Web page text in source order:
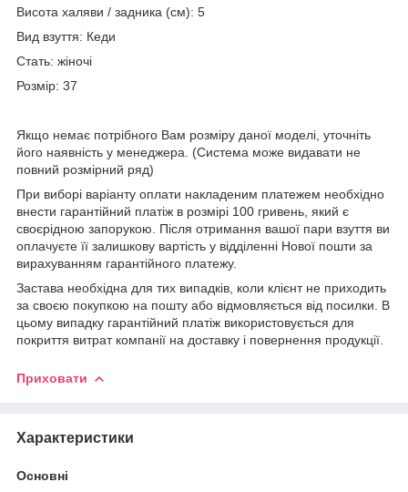
Висота халяви / задника (см): 5
Вид взуття: Кеди
Стать: жіночі
Розмір: 37
Якщо немає потрібного Вам розміру даної моделі, уточніть
його наявність у менеджера. (Система може видавати не
повний розмірний ряд)
При виборі варіанту оплати накладеним платежем необхідно
внести гарантійний платіж в розмірі 100 гривень, який є
своєрідною запорукою. Після отримання вашої пари взуття ви
оплачуєте її залишкову вартість у відділенні Нової пошти за
вирахуванням гарантійного платежу.
Застава необхідна для тих випадків, коли клієнт не приходить
за своєю покупкою на пошту або відмовляється від посилки. В
цьому випадку гарантійний платіж використовується для
покриття витрат компанії на доставку і повернення продукції.
Приховати
Характеристики
Основні